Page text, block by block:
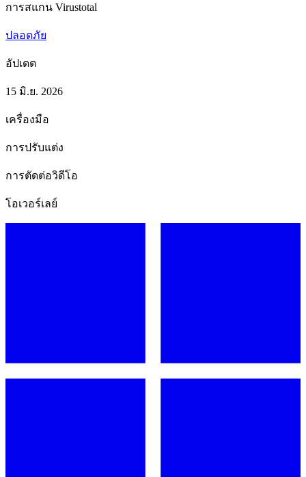
การสแกน Virustotal
ปลอดภัย
อัปเดต
15 มิ.ย. 2026
เครื่องมือ
การปรับแต่ง
การตัดต่อวิดีโอ
โอเวอร์เลย์